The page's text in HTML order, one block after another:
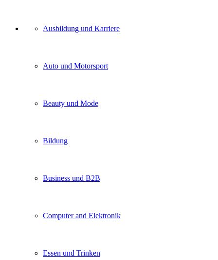
Unser
Kategorien
Ausbildung und Karriere
Auto und Motorsport
Beauty und Mode
Bildung
Business und B2B
Computer and Elektronik
Essen und Trinken